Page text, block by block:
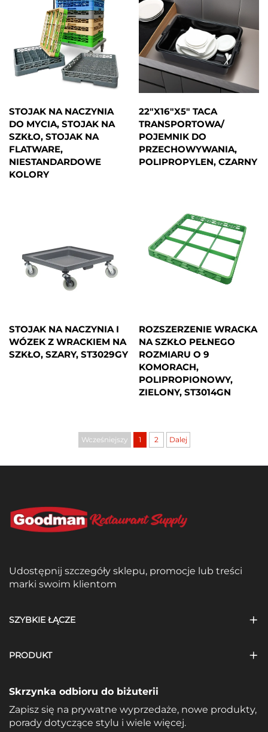
STOJAK NA NACZYNIA
DO MYCIA, STOJAK NA
SZKŁO, STOJAK NA
FLATWARE,
NIESTANDARDOWE
KOLORY
22"X16"X5" TACA
TRANSPORTOWA/
POJEMNIK DO
PRZECHOWYWANIA,
POLIPROPYLEN, CZARNY
STOJAK NA NACZYNIA I
WÓZEK Z WRACKIEM NA
SZKŁO, SZARY, ST3029GY
ROZSZERZENIE WRACKA
NA SZKŁO PEŁNEGO
ROZMIARU O 9
KOMORACH,
POLIPROPIONOWY,
ZIELONY, ST3014GN
Wcześniejszy 1 2 Dalej
Udostępnij szczegóły sklepu, promocje lub treści
marki swoim klientom
SZYBKIE ŁĄCZE
PRODUKT
Skrzynka odbioru do biżuterii
Zapisz się na prywatne wyprzedaże, nowe produkty,
porady dotyczące stylu i wiele więcej.